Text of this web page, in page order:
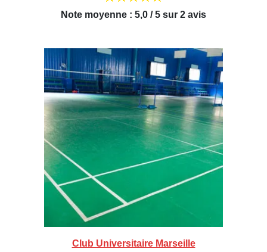
Note moyenne : 5,0 / 5 sur 2 avis
Club Universitaire Marseille